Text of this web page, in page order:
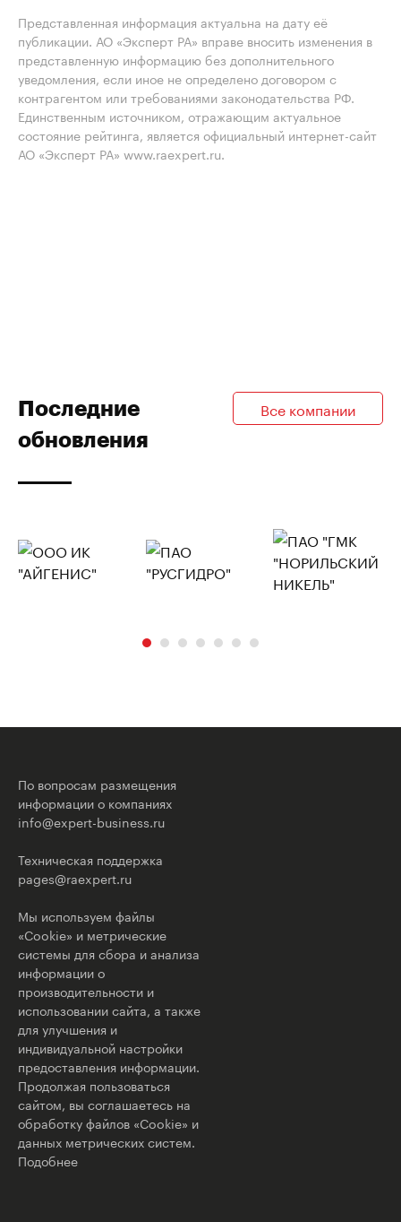
Представленная информация актуальна на дату её
публикации. АО «Эксперт РА» вправе вносить изменения в
представленную информацию без дополнительного
уведомления, если иное не определено договором с
контрагентом или требованиями законодательства РФ.
Единственным источником, отражающим актуальное
состояние рейтинга, является официальный интернет-сайт
АО «Эксперт РА» www.raexpert.ru.
Последние
обновления
Все компании
По вопросам размещения
информации о компаниях
info@expert-business.ru
Техническая поддержка
pages@raexpert.ru
Мы используем файлы
«Cookie» и метрические
системы для сбора и анализа
информации о
производительности и
использовании сайта, а также
для улучшения и
индивидуальной настройки
предоставления информации.
Продолжая пользоваться
сайтом, вы соглашаетесь на
обработку файлов «Cookie» и
данных метрических систем.
Подобнее